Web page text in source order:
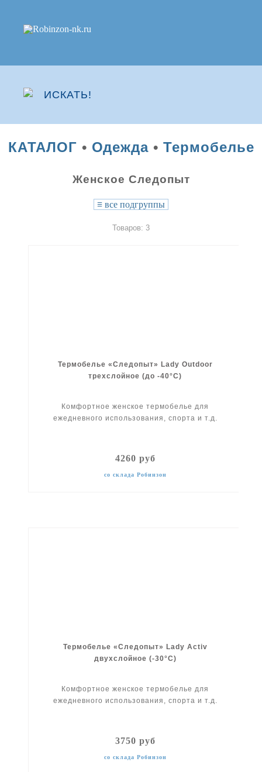
КАТАЛОГ • Одежда• Термобелье
Женское Следопыт
≡ все подгруппы
Товаров: 3
Термобелье «Следопыт» Lady Outdoor
трехслойное (до -40°C)
Комфортное женское термобелье для
ежедневного использования, спорта и т.д.
4260 руб
со склада Робинзон
Термобелье «Следопыт» Lady Activ
двухслойное (-30°C)
Комфортное женское термобелье для
ежедневного использования, спорта и т.д.
3750 руб
со склада Робинзон